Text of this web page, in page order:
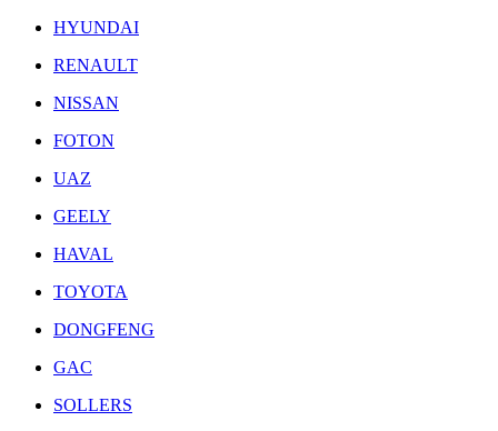
HYUNDAI
RENAULT
NISSAN
FOTON
UAZ
GEELY
HAVAL
TOYOTA
DONGFENG
GAC
SOLLERS